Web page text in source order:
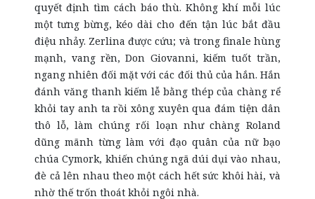
quyết định tìm cách báo thù. Không khí mỗi lúc
một tưng bừng, kéo dài cho đến tận lúc bắt đầu
điệu nhảy. Zerlina được cứu; và trong finale hùng
mạnh, vang rền, Don Giovanni, kiếm tuốt trần,
ngang nhiên đối mặt với các đối thủ của hắn. Hắn
đánh văng thanh kiếm lễ bằng thép của chàng rể
khỏi tay anh ta rồi xông xuyên qua đám tiện dân
thô lỗ, làm chúng rối loạn như chàng Roland
dũng mãnh từng làm với đạo quân của nữ bạo
chúa Cymork, khiến chúng ngã dúi dụi vào nhau,
đè cả lên nhau theo một cách hết sức khôi hài, và
nhờ thế trốn thoát khỏi ngôi nhà.